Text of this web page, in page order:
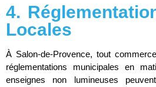
4.
Locales
À Salon-de-Provence, tout
réglementations municipales en
enseignes non lumineuses